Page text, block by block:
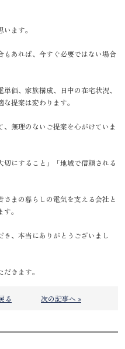
ます。
もあれば、今すぐ必要ではない場合
価、家族構成、日中の在宅状況、
提案は変わります。
無理のないご提案を心がけていま
にすること」「地域で信頼される
まの暮らしの電気を支える会社と
。
、本当にありがとうございまし
きます。
る 次の記事へ »